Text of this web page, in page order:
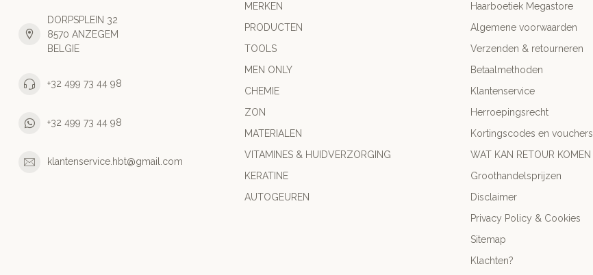
DORPSPLEIN 32
8570 ANZEGEM
BELGIE
+32 499 73 44 98
+32 499 73 44 98
klantenservice.hbt@gmail.com
MERKEN
PRODUCTEN
TOOLS
MEN ONLY
CHEMIE
ZON
MATERIALEN
VITAMINES & HUIDVERZORGING
KERATINE
AUTOGEUREN
Haarboetiek Megastore
Algemene voorwaarden
Verzenden & retourneren
Betaalmethoden
Klantenservice
Herroepingsrecht
Kortingscodes en vouchers
WAT KAN RETOUR KOMEN
Groothandelsprijzen
Disclaimer
Privacy Policy & Cookies
Sitemap
Klachten?